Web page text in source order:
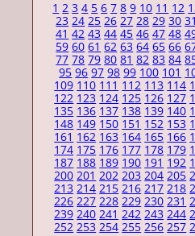
1 2 3 4 5 6 7 8 9 10 11 12
23 24 25 26 27 28 29 30 31
41 42 43 44 45 46 47 48
59 60 61 62 63 64 65 66
77 78 79 80 81 82 83 84
95 96 97 98 99 100 101
109 110 111 112 113 114
122 123 124 125 126 127
135 136 137 138 139 140
148 149 150 151 152 153
161 162 163 164 165 166
174 175 176 177 178 179
187 188 189 190 191 192
200 201 202 203 204 205
213 214 215 216 217 218
226 227 228 229 230 231
239 240 241 242 243 244
252 253 254 255 256 257